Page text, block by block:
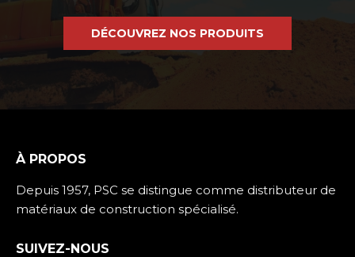
DÉCOUVREZ NOS PRODUITS
À PROPOS
Depuis 1957, PSC se distingue comme distributeur de
matériaux de construction spécialisé.
SUIVEZ-NOUS